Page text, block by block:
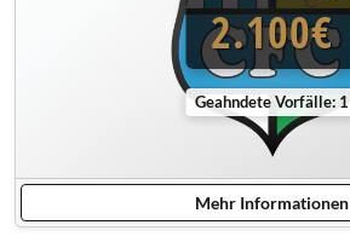
2.100€
Geahndete Vorfälle: 1
Mehr Informationen